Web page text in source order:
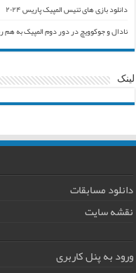
دانلود بازی های تنیس المپیک پاریس ۲۰۲۴
نادال و جوکوویچ در دور دوم المپیک به
لینک
دانلود مسابقات
نقشه سایت
ورود به پنل کاربری